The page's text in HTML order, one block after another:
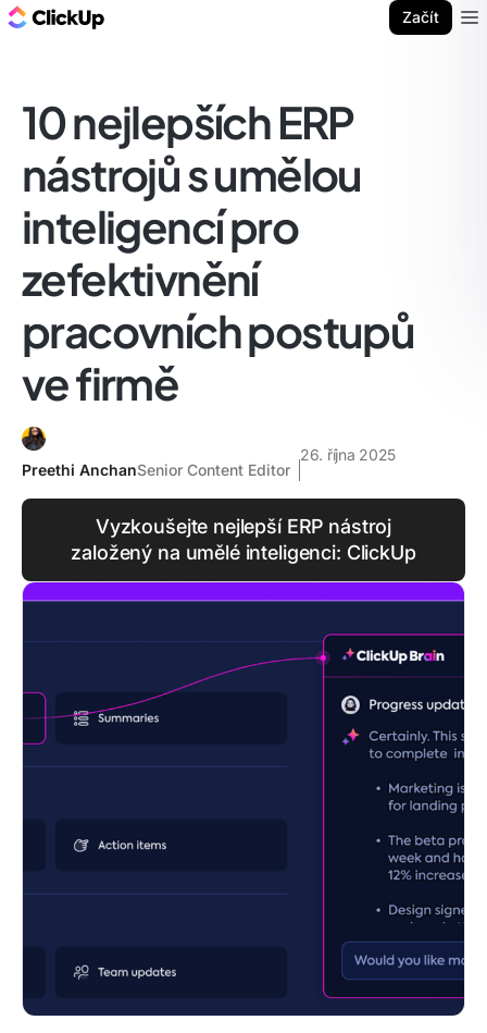
Začít
10 nejlepších ERP
nástrojů s umělou
inteligencí pro
zefektivnění
pracovních postupů
ve firmě
Preethi AnchanSenior Content Editor
26. října 2025
Vyzkoušejte nejlepší ERP nástroj
založený na umělé inteligenci: ClickUp